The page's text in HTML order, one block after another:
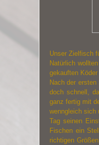
Unser Zielfisch
Natürlich
gekauften
Nach der
doch schnell,
ganz fertig mit
wenngleich sich
Tag seinen
Fischen ein
richtigen